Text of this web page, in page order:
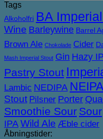
Tags
Alkoholfri BA
Wine Barleywine Barrel
Brown Ale Chokolade Cider
Mash Imperial Stout Gin Hazy
Pastry Stout
Lambic NEDIPA NEIPA
Stout Pilsner Porter
Smoothie Sour Sour
IPAWild Ale Æble cider
Åbningstider: